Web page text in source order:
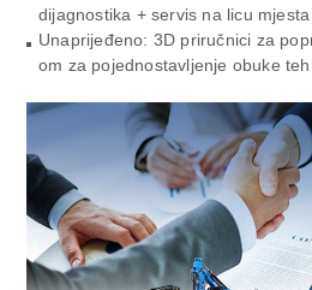
dijagnostika + servis na licu
Unaprijeđeno: 3D priručnici za
om za pojednostavljenje obuke